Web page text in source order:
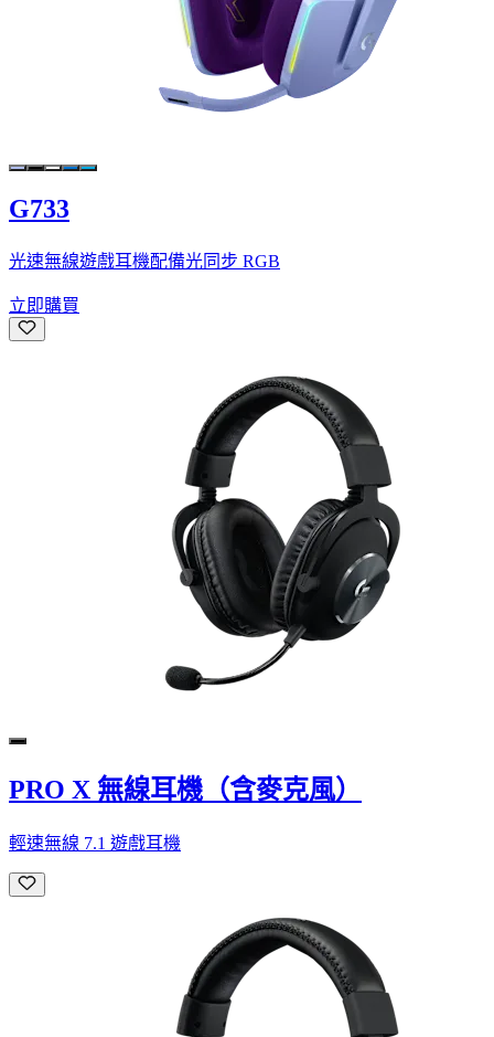
G733
光速無線遊戲耳機配備光同步 RGB
立即購買
PRO X 無線耳機（含麥克風）
輕速無線 7.1 遊戲耳機